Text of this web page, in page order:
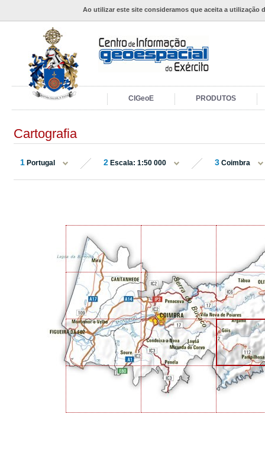
Ao utilizar este site consideramos que aceita a utilização
CIGeoE PRODUTOS
Cartografia
1 Portugal 2 Escala: 1:50 000 3 Coimbra